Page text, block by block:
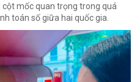
cột mốc quan trọng trong quá
toán số giữa hai quốc gia.